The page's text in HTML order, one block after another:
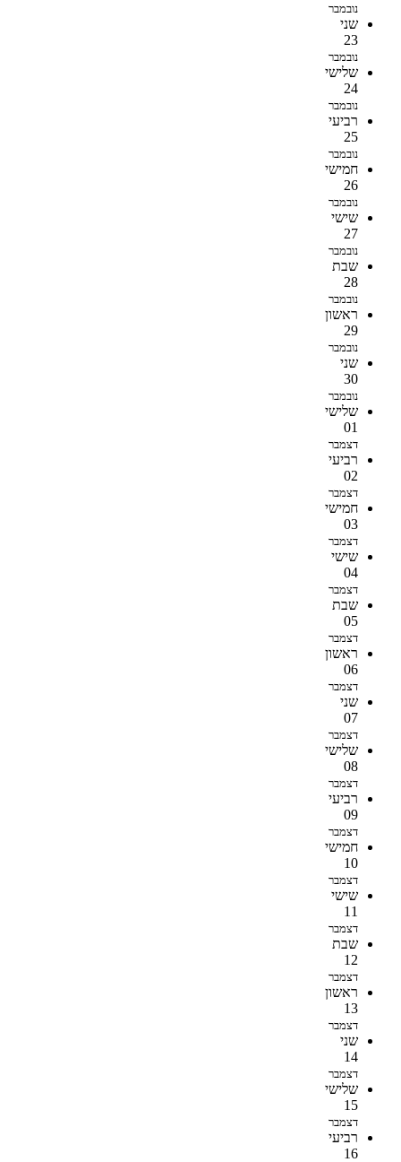
נובמבר
שני
23
נובמבר
שלישי
24
נובמבר
רביעי
25
נובמבר
חמישי
26
נובמבר
שישי
27
נובמבר
שבת
28
נובמבר
ראשון
29
נובמבר
שני
30
נובמבר
שלישי
01
דצמבר
רביעי
02
דצמבר
חמישי
03
דצמבר
שישי
04
דצמבר
שבת
05
דצמבר
ראשון
06
דצמבר
שני
07
דצמבר
שלישי
08
דצמבר
רביעי
09
דצמבר
חמישי
10
דצמבר
שישי
11
דצמבר
שבת
12
דצמבר
ראשון
13
דצמבר
שני
14
דצמבר
שלישי
15
דצמבר
רביעי
16